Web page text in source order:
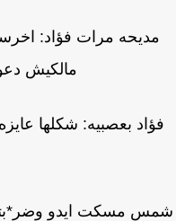
مديحه مرات فؤاد: اخرسي
مالكيش
بعصبيه: شكلها عايزه
مسكت ايدو وضر*بته